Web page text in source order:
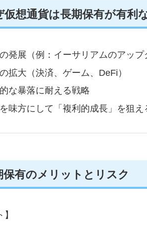
仮想通貨は長期保有が有利
発展（例：イーサリアムのアップ
拡大（決済、ゲーム、DeFi）
な暴落に耐える戦略
味方にして「複利的成長」を狙え
保有のメリットとリスク